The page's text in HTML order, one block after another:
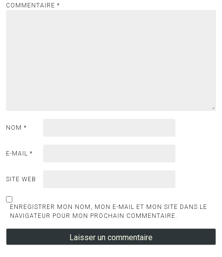
COMMENTAIRE *
NOM *
E-MAIL *
SITE WEB
ENREGISTRER MON NOM, MON E-MAIL ET MON SITE DANS LE
NAVIGATEUR POUR MON PROCHAIN COMMENTAIRE.